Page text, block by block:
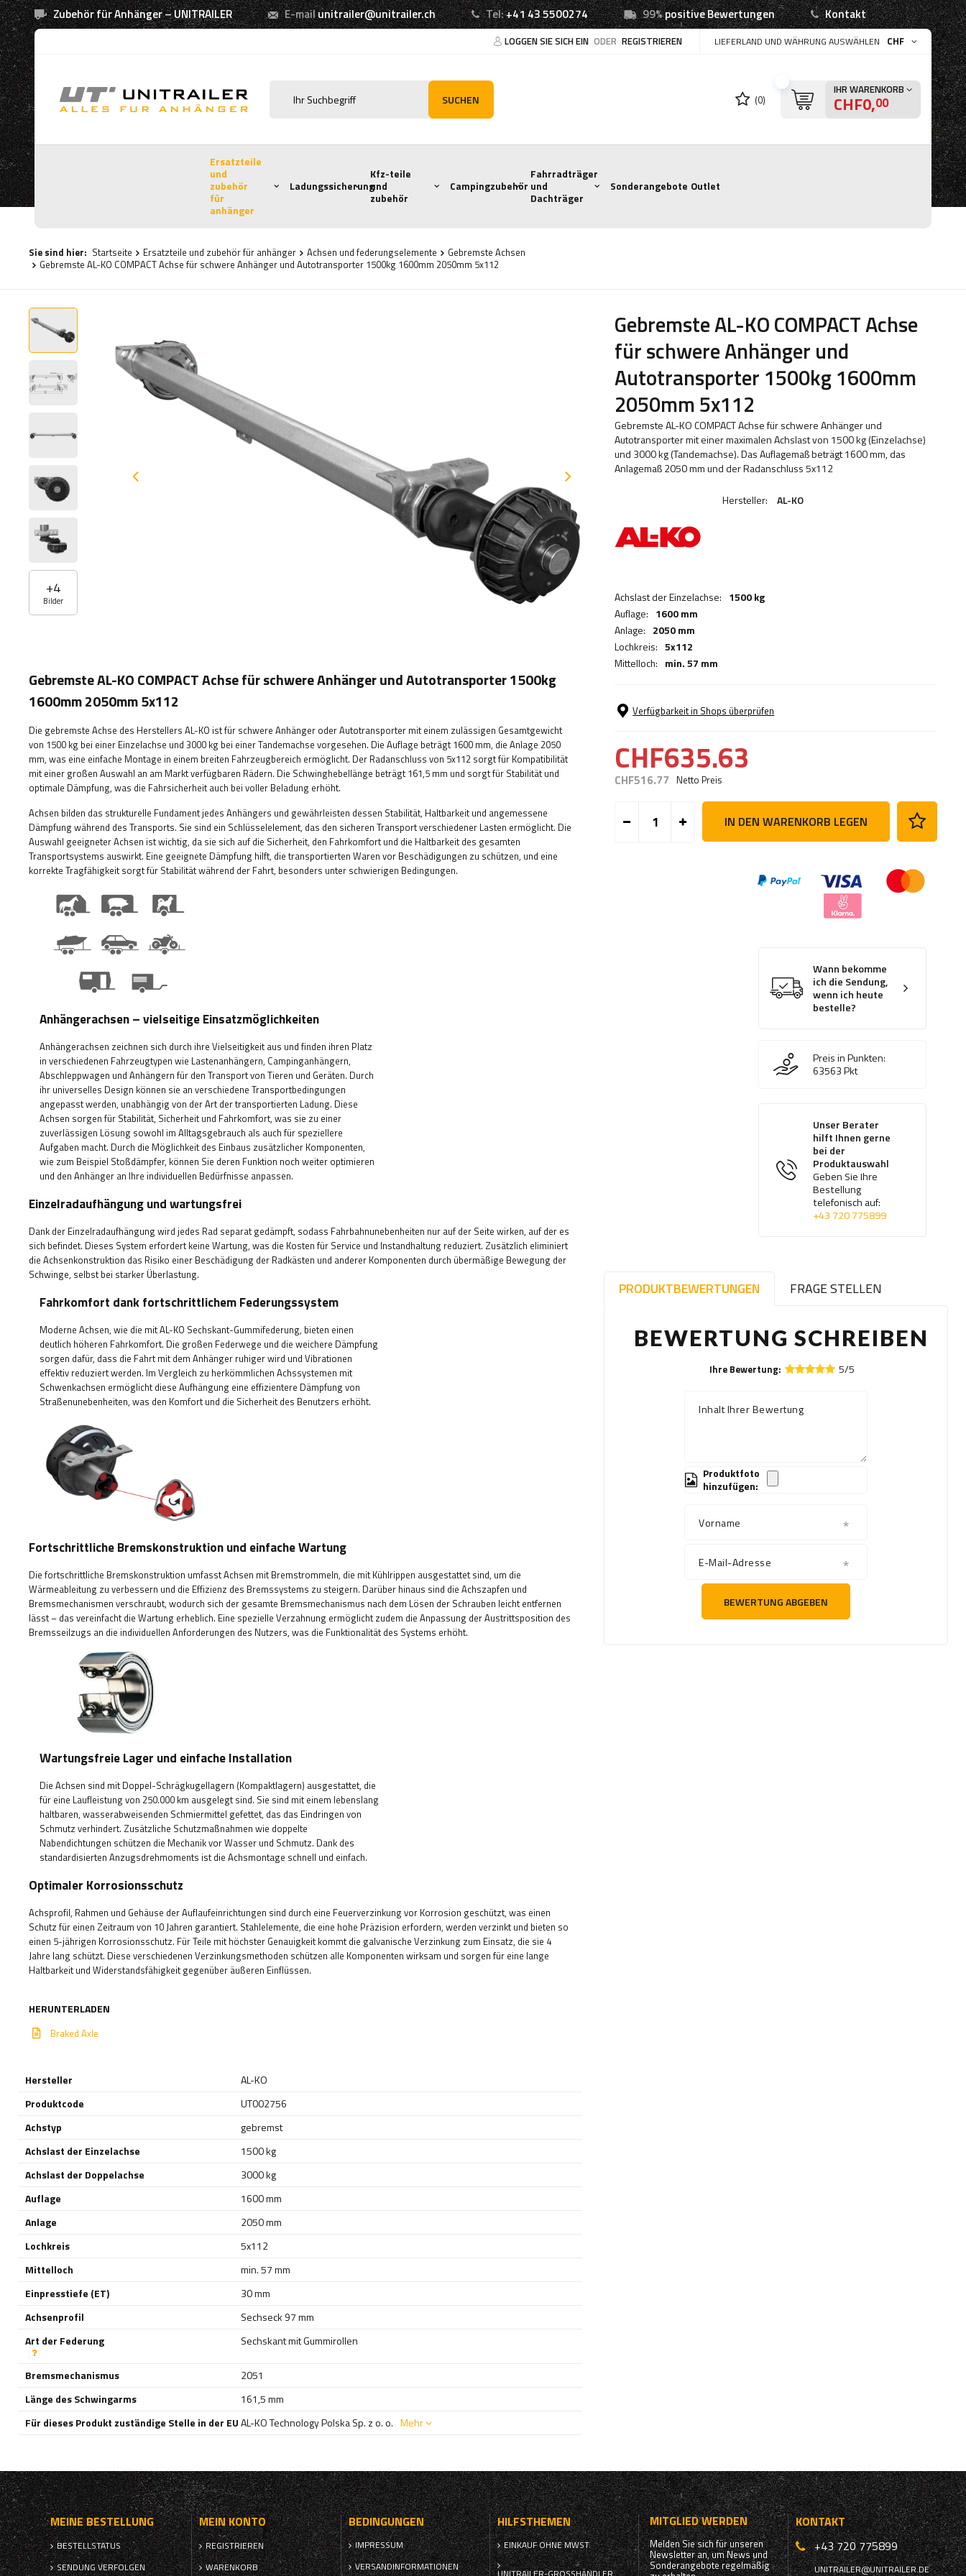
Zubehör für Anhänger – UNITRAILER E-mailunitrailer@unitrailer.ch Tel:+41 43 5500274 99%positive Bewertungen Kontakt
LOGGEN SIE SICH EIN ODER REGISTRIEREN LIEFERLAND UND WÄHRUNG AUSWÄHLEN CHF
SUCHEN (0)
IHR WARENKORB
CHF0,00
Ersatzteile
und
zubehör
für
anhänger
Ladungssicherung
Kfz-teile
und
zubehör
Campingzubehör
Fahrradträger
und
Dachträger
Sonderangebote Outlet
Sie sind hier: Startseite Ersatzteile und zubehör für anhänger Achsen und federungselemente
Gebremste Achsen
Gebremste AL-KO COMPACT Achse für schwere Anhänger und Autotransporter 1500kg 1600mm 2050mm 5x112
+4
Bilder
Gebremste AL-KO COMPACT Achse
für schwere Anhänger und
Autotransporter 1500kg 1600mm
2050mm 5x112
Gebremste AL-KO COMPACT Achse für schwere Anhänger und
Autotransporter mit einer maximalen Achslast von 1500 kg (Einzelachse)
und 3000 kg (Tandemachse). Das Auflagemaß beträgt 1600 mm, das
Anlagemaß 2050 mm und der Radanschluss 5x112
Hersteller: AL-KO
Achslast der Einzelachse: 1500 kg
Auflage: 1600 mm
Anlage: 2050 mm
Lochkreis: 5x112
Mittelloch: min. 57 mm
Verfügbarkeit in Shops überprüfen
CHF635.63
CHF516.77 Netto Preis
IN DEN WARENKORB LEGEN
Wann bekomme
ich die Sendung,
wenn ich heute
bestelle?
Preis in Punkten:
63563Pkt
Unser Berater
hilft Ihnen gerne
bei der
Produktauswahl
Geben Sie Ihre
Bestellung
telefonisch auf:
+43 720 775899
PRODUKTBEWERTUNGEN FRAGE STELLEN
BEWERTUNG SCHREIBEN
Ihre Bewertung: 5/5
Inhalt Ihrer Bewertung
Produktfoto
hinzufügen:
Vorname
E-Mail-Adresse
BEWERTUNG ABGEBEN
Gebremste AL-KO COMPACT Achse für schwere Anhänger und Autotransporter 1500kg
1600mm 2050mm 5x112
Die gebremste Achse des Herstellers AL-KO ist für schwere Anhänger oder Autotransporter mit einem zulässigen Gesamtgewicht
von 1500 kg bei einer Einzelachse und 3000 kg bei einer Tandemachse vorgesehen. Die Auflage beträgt 1600 mm, die Anlage 2050
mm, was eine einfache Montage in einem breiten Fahrzeugbereich ermöglicht. Der Radanschluss von 5x112 sorgt für Kompatibilität
mit einer großen Auswahl an am Markt verfügbaren Rädern. Die Schwinghebellänge beträgt 161,5 mm und sorgt für Stabilität und
optimale Dämpfung, was die Fahrsicherheit auch bei voller Beladung erhöht.
Achsen bilden das strukturelle Fundament jedes Anhängers und gewährleisten dessen Stabilität, Haltbarkeit und angemessene
Dämpfung während des Transports. Sie sind ein Schlüsselelement, das den sicheren Transport verschiedener Lasten ermöglicht. Die
Auswahl geeigneter Achsen ist wichtig, da sie sich auf die Sicherheit, den Fahrkomfort und die Haltbarkeit des gesamten
Transportsystems auswirkt. Eine geeignete Dämpfung hilft, die transportierten Waren vor Beschädigungen zu schützen, und eine
korrekte Tragfähigkeit sorgt für Stabilität während der Fahrt, besonders unter schwierigen Bedingungen.
Anhängerachsen – vielseitige Einsatzmöglichkeiten
Anhängerachsen zeichnen sich durch ihre Vielseitigkeit aus und finden ihren Platz
in verschiedenen Fahrzeugtypen wie Lastenanhängern, Campinganhängern,
Abschleppwagen und Anhängern für den Transport von Tieren und Geräten. Durch
ihr universelles Design können sie an verschiedene Transportbedingungen
angepasst werden, unabhängig von der Art der transportierten Ladung. Diese
Achsen sorgen für Stabilität, Sicherheit und Fahrkomfort, was sie zu einer
zuverlässigen Lösung sowohl im Alltagsgebrauch als auch für speziellere
Aufgaben macht. Durch die Möglichkeit des Einbaus zusätzlicher Komponenten,
wie zum Beispiel Stoßdämpfer, können Sie deren Funktion noch weiter optimieren
und den Anhänger an Ihre individuellen Bedürfnisse anpassen.
Einzelradaufhängung und wartungsfrei
Dank der Einzelradaufhängung wird jedes Rad separat gedämpft, sodass Fahrbahnunebenheiten nur auf der Seite wirken, auf der es
sich befindet. Dieses System erfordert keine Wartung, was die Kosten für Service und Instandhaltung reduziert. Zusätzlich eliminiert
die Achsenkonstruktion das Risiko einer Beschädigung der Radkästen und anderer Komponenten durch übermäßige Bewegung der
Schwinge, selbst bei starker Überlastung.
Fahrkomfort dank fortschrittlichem Federungssystem
Moderne Achsen, wie die mit AL-KO Sechskant-Gummifederung, bieten einen
deutlich höheren Fahrkomfort. Die großen Federwege und die weichere Dämpfung
sorgen dafür, dass die Fahrt mit dem Anhänger ruhiger wird und Vibrationen
effektiv reduziert werden. Im Vergleich zu herkömmlichen Achssystemen mit
Schwenkachsen ermöglicht diese Aufhängung eine effizientere Dämpfung von
Straßenunebenheiten, was den Komfort und die Sicherheit des Benutzers erhöht.
Fortschrittliche Bremskonstruktion und einfache Wartung
Die fortschrittliche Bremskonstruktion umfasst Achsen mit Bremstrommeln, die mit Kühlrippen ausgestattet sind, um die
Wärmeableitung zu verbessern und die Effizienz des Bremssystems zu steigern. Darüber hinaus sind die Achszapfen und
Bremsmechanismen verschraubt, wodurch sich der gesamte Bremsmechanismus nach dem Lösen der Schrauben leicht entfernen
lässt – das vereinfacht die Wartung erheblich. Eine spezielle Verzahnung ermöglicht zudem die Anpassung der Austrittsposition des
Bremsseilzugs an die individuellen Anforderungen des Nutzers, was die Funktionalität des Systems erhöht.
Wartungsfreie Lager und einfache Installation
Die Achsen sind mit Doppel-Schrägkugellagern (Kompaktlagern) ausgestattet, die
für eine Laufleistung von 250.000 km ausgelegt sind. Sie sind mit einem lebenslang
haltbaren, wasserabweisenden Schmiermittel gefettet, das das Eindringen von
Schmutz verhindert. Zusätzliche Schutzmaßnahmen wie doppelte
Nabendichtungen schützen die Mechanik vor Wasser und Schmutz. Dank des
standardisierten Anzugsdrehmoments ist die Achsmontage schnell und einfach.
Optimaler Korrosionsschutz
Achsprofil, Rahmen und Gehäuse der Auflaufeinrichtungen sind durch eine Feuerverzinkung vor Korrosion geschützt, was einen
Schutz für einen Zeitraum von 10 Jahren garantiert. Stahlelemente, die eine hohe Präzision erfordern, werden verzinkt und bieten so
einen 5-jährigen Korrosionsschutz. Für Teile mit höchster Genauigkeit kommt die galvanische Verzinkung zum Einsatz, die sie 4
Jahre lang schützt. Diese verschiedenen Verzinkungsmethoden schützen alle Komponenten wirksam und sorgen für eine lange
Haltbarkeit und Widerstandsfähigkeit gegenüber äußeren Einflüssen.
HERUNTERLADEN
Braked Axle
Hersteller
AL-KO
Produktcode
UT002756
Achstyp
gebremst
Achslast der Einzelachse
1500 kg
Achslast der Doppelachse
3000 kg
Auflage
1600 mm
Anlage
2050 mm
Lochkreis
5x112
Mittelloch
min. 57 mm
Einpresstiefe (ET)
30 mm
Achsenprofil
Sechseck 97 mm
Art der Federung
Sechskant mit Gummirollen
Bremsmechanismus
2051
Länge des Schwingarms
161,5 mm
Für dieses Produkt zuständige Stelle in der EUAL-KO Technology Polska Sp. z o. o. Mehr
MEINE BESTELLUNG
BESTELLSTATUS
SENDUNG VERFOLGEN
MEIN KONTO
REGISTRIEREN
WARENKORB
BEDINGUNGEN
IMPRESSUM
VERSANDINFORMATIONEN
HILFSTHEMEN
EINKAUF OHNE MWST.
MITGLIED WERDEN
Melden Sie sich für unseren
Newsletter an, um News und
Sonderangebote regelmäßig
KONTAKT
+43 720 775899
UNITRAILER@UNITRAILER.DE